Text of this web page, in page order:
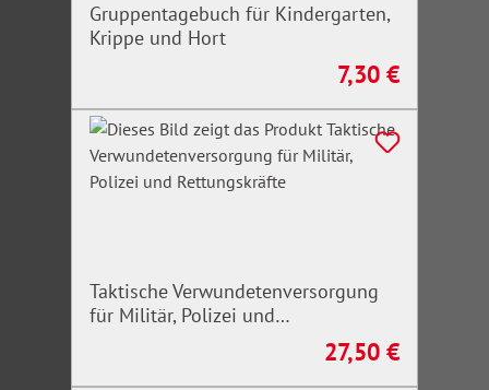
Gruppentagebuch für Kindergarten,
Krippe und Hort
Regulärer Preis:
7,30 €
Taktische Verwundetenversorgung
für Militär, Polizei und
Regulärer Preis:
27,50 €